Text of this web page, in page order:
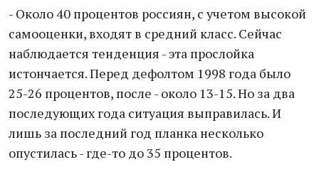
- Около 40 процентов россиян, с учетом высокой
самооценки, входят в средний класс. Сейчас
наблюдается тенденция - эта прослойка
истончается. Перед дефолтом 1998 года было
25-26 процентов, после - около 13-15. Но за два
последующих года ситуация выправилась. И
лишь за последний год планка несколько
опустилась - где-то до 35 процентов.